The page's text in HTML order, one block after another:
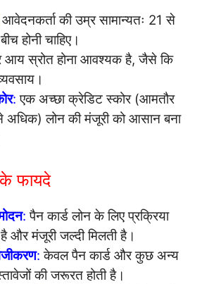
आवेदनकर्ता की उम्र सामान्यतः 21 से
होनी चाहिए।
आय स्रोत होना आवश्यक है, जैसे कि
: एक अच्छा क्रेडिट स्कोर (आमतौर
लोन की मंजूरी को आसान बना
फायदे
: पैन कार्ड लोन के लिए प्रक्रिया
और मंजूरी जल्दी मिलती है।
: केवल पैन कार्ड और कुछ अन्य
की जरूरत होती है।